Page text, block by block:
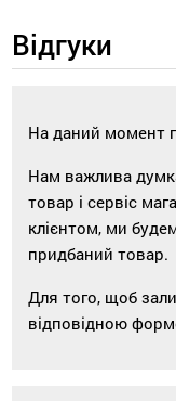
Відгуки
На даний момент
Нам важлива
товар і сервіс
клієнтом, ми
придбаний товар.
Для того, щоб
відповідною